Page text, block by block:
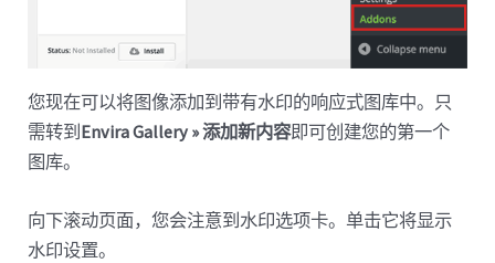
您现在可以将图像添加到带有水印的响应式图库中。只
需转到Envira Gallery » 添加新内容即可创建您的第一个
图库。
向下滚动页面，您会注意到水印选项卡。单击它将显示
水印设置。